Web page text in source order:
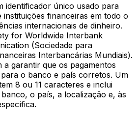
identificador único usado para
financeiras em todo o
internacionais de dinheiro.
for Worldwide Interbank
(Sociedade para
Interbancárias Mundiais).
a garantir que os pagamentos
o banco e país corretos. Um
8 ou 11 caracteres e inclui
o país, a localização e, às